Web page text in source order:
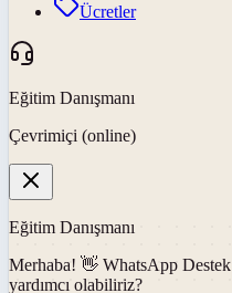
Ücretler
Eğitim Danışmanı
Çevrimiçi (online)
Eğitim Danışmanı
Merhaba! 👋 WhatsApp Destek
yardımcı olabiliriz?